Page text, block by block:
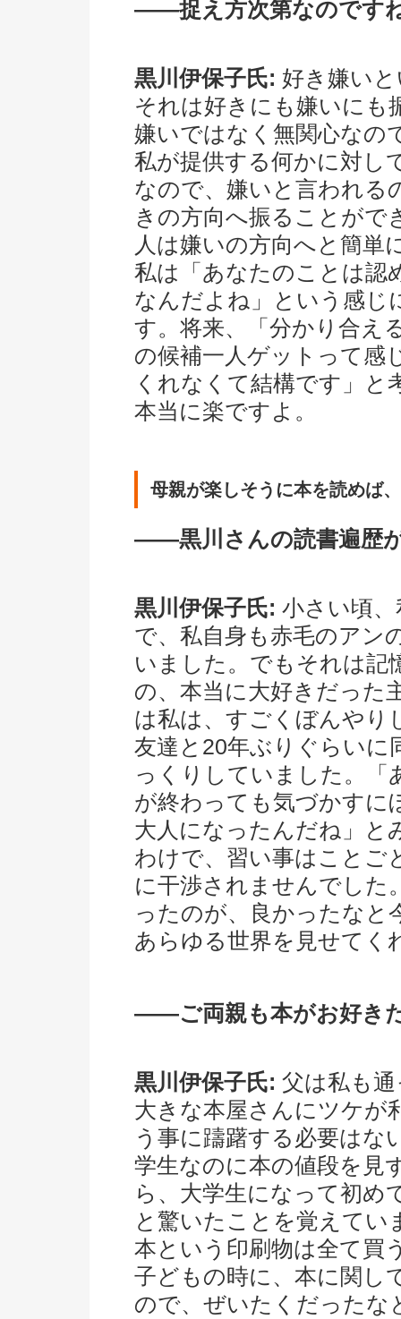
――捉え方次第なのです
黒川伊保子氏: 好き嫌い
それは好きにも嫌いにも
嫌いではなく無関心なの
私が提供する何かに対し
なので、嫌いと言われる
きの方向へ振ることがで
人は嫌いの方向へと簡単
私は「あなたのことは認
なんだよね」という感じ
す。将来、「分かり合え
の候補一人ゲットって感
くれなくて結構です」と
本当に楽ですよ。
母親が楽しそうに本を読めば
――黒川さんの読書遍歴
黒川伊保子氏: 小さい頃
で、私自身も赤毛のアン
いました。でもそれは記
の、本当に大好きだった
は私は、すごくぼんやり
友達と20年ぶりぐらいに
っくりしていました。「
が終わっても気づかすに
大人になったんだね」と
わけで、習い事はことご
に干渉されませんでした
ったのが、良かったなと
あらゆる世界を見せてく
――ご両親も本がお好き
黒川伊保子氏: 父は私も
大きな本屋さんにツケが
う事に躊躇する必要はな
学生なのに本の値段を見
ら、大学生になって初め
と驚いたことを覚えてい
本という印刷物は全て買
子どもの時に、本に関し
ので、ぜいたくだったな